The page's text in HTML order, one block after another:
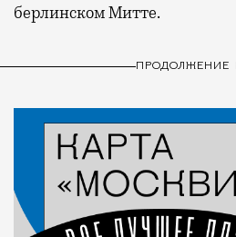
берлинском Митте.
ПРОДОЛЖЕНИЕ